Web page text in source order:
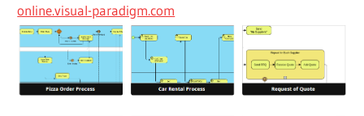
online.visual-paradigm.com